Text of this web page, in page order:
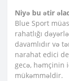
Niyə bu ətir
Blue Sport
rahatlığı
davamlıdır və
narahat edici
gecə, həmçinin
mükəmməldir.